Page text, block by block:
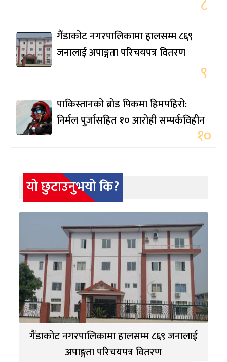
८
गैंडाकोट नगरपालिकामा हालसम्म ८६९
जनालाई अपाङ्गता परिचयपत्र वितरण
९
पाकिस्तानको ब्रोड पिकमा हिमपहिरो:
निर्मल पुर्जासहित १० आरोही सम्पर्कविहीन
१०
यो छुटाउनुभयो कि?
गैंडाकोट नगरपालिकामा हालसम्म ८६९ जनालाई
अपाङ्गता परिचयपत्र वितरण